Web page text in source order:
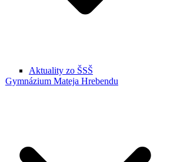
Aktuality zo ŠSŠ
Gymnázium Mateja Hrebendu